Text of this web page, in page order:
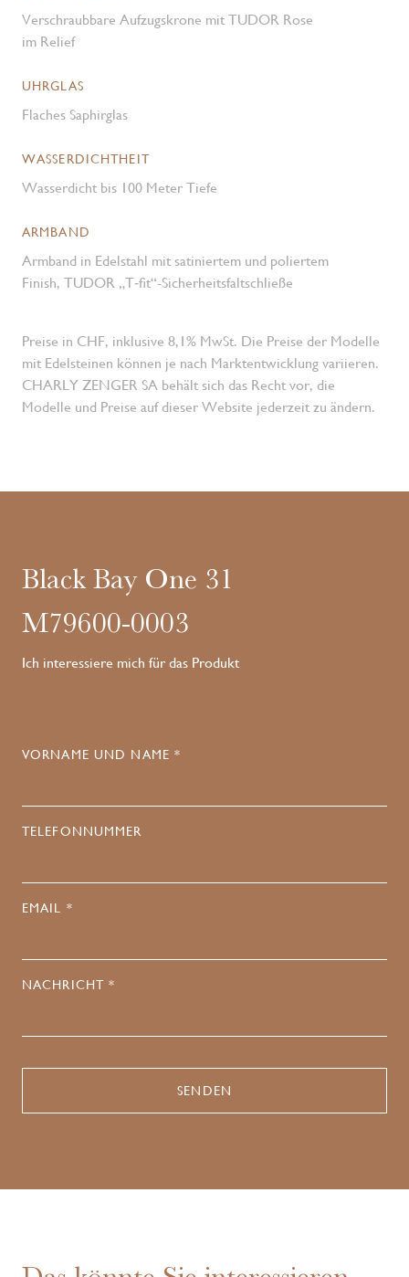
Verschraubbare Aufzugskrone mit TUDOR Rose
im Relief
UHRGLAS
Flaches Saphirglas
WASSERDICHTHEIT
Wasserdicht bis 100 Meter Tiefe
ARMBAND
Armband in Edelstahl mit satiniertem und poliertem
Finish, TUDOR „T‑fit“-Sicherheitsfaltschließe
Preise in CHF, inklusive 8,1% MwSt. Die Preise der Modelle
mit Edelsteinen können je nach Marktentwicklung variieren.
CHARLY ZENGER SA behält sich das Recht vor, die
Modelle und Preise auf dieser Website jederzeit zu ändern.
Black Bay One 31
M79600-0003
Ich interessiere mich für das Produkt
VORNAME UND NAME *
TELEFONNUMMER
EMAIL *
NACHRICHT *